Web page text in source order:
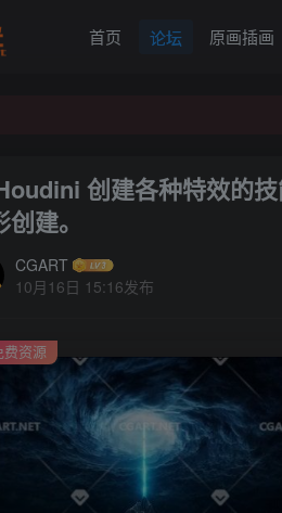
首页 论坛 原画插画
创建各种特效的
建。
CGART
10月16日 15:16发布
费资源